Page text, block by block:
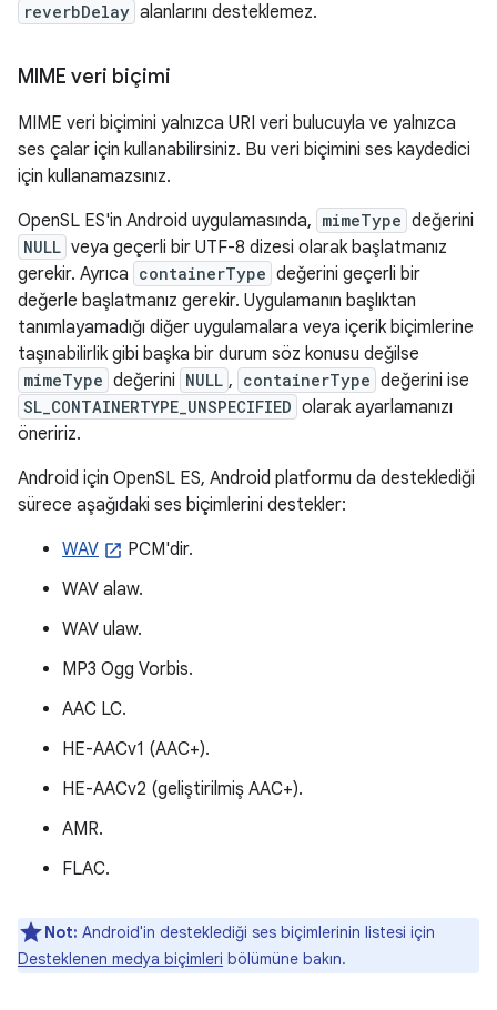
reverbDelay alanlarını desteklemez.
MIME veri biçimi
MIME veri biçimini yalnızca URI veri bulucuyla ve yalnızca
ses çalar için kullanabilirsiniz. Bu veri biçimini ses kaydedici
için kullanamazsınız.
OpenSL ES'in Android uygulamasında, mimeType değerini
NULL veya geçerli bir UTF-8 dizesi olarak başlatmanız
gerekir. Ayrıca containerType değerini geçerli bir
değerle başlatmanız gerekir. Uygulamanın başlıktan
tanımlayamadığı diğer uygulamalara veya içerik biçimlerine
taşınabilirlik gibi başka bir durum söz konusu değilse
mimeType değerini NULL , containerType değerini ise
SL_CONTAINERTYPE_UNSPECIFIED olarak ayarlamanızı
öneririz.
Android için OpenSL ES, Android platformu da desteklediği
sürece aşağıdaki ses biçimlerini destekler:
WAV
PCM'dir.
WAV alaw.
WAV ulaw.
MP3 Ogg Vorbis.
AAC LC.
HE-AACv1 (AAC+).
HE-AACv2 (geliştirilmiş AAC+).
AMR.
FLAC.
Not: Android'in desteklediği ses biçimlerinin listesi için
Desteklenen medya biçimleri bölümüne bakın.